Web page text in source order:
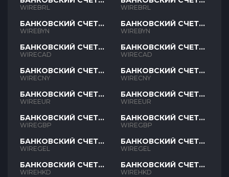
BRL
WIREBRL
БАНКОВСКИЙ СЧЕТ
BYN
WIREBYN
БАНКОВСКИЙ СЧЕТ
CAD
WIRECAD
БАНКОВСКИЙ СЧЕТ
CNY
WIRECNY
БАНКОВСКИЙ СЧЕТ
EUR
WIREEUR
БАНКОВСКИЙ СЧЕТ
GBP
WIREGBP
БАНКОВСКИЙ СЧЕТ
GEL
WIREGEL
БАНКОВСКИЙ СЧЕТ
HKD
WIREHKD
BRL
WIREBRL
БАНКОВСКИЙ СЧЕТ
BYN
WIREBYN
БАНКОВСКИЙ СЧЕТ
CAD
WIRECAD
БАНКОВСКИЙ СЧЕТ
CNY
WIRECNY
БАНКОВСКИЙ СЧЕТ
EUR
WIREEUR
БАНКОВСКИЙ СЧЕТ
GBP
WIREGBP
БАНКОВСКИЙ СЧЕТ
GEL
WIREGEL
БАНКОВСКИЙ СЧЕТ
HKD
WIREHKD